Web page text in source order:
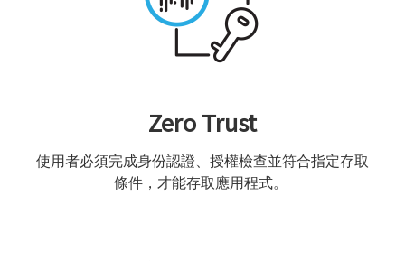
Zero Trust
使用者必須完成身份認證、授權檢查並符合指定存取
條件，才能存取應用程式。​